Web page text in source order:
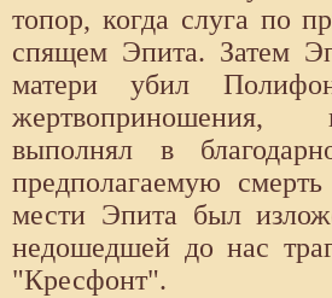
топор, когда слуга по
спящем Эпита. Затем
матери убил
выполнял в
предполагаемую
мести Эпита был
недошедшей до нас
"Кресфонт".